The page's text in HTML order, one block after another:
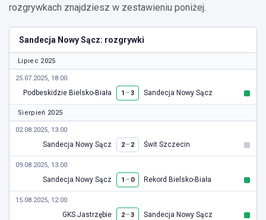
rozgrywkach znajdziesz w zestawieniu poniżej.
Sandecja Nowy Sącz: rozgrywki
Lipiec 2025
25.07.2025, 18:00
Podbeskidzie Bielsko-Biała 1 –3 Sandecja Nowy Sącz
Sierpień 2025
02.08.2025, 13:00
Sandecja Nowy Sącz 2– 2 Świt Szczecin
09.08.2025, 13:00
Sandecja Nowy Sącz 1 – 0 Rekord Bielsko-Biała
15.08.2025, 12:00
GKS Jastrzębie 2–3 Sandecja Nowy Sącz